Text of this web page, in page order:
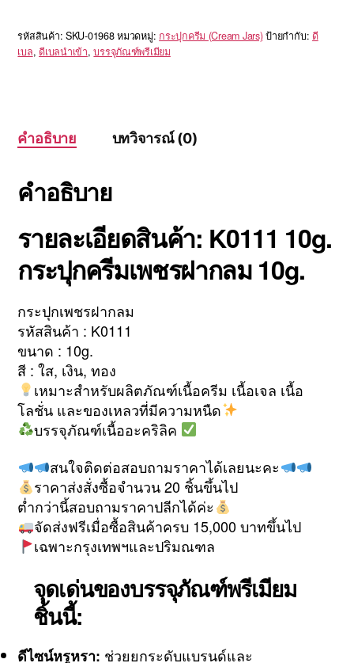
รหัสสินค้า: SKU-01968 หมวดหมู่: กระปุกครีม (Cream Jars) ป้ายกำกับ:ดี
เบล,ดีเบลนำเข้า,บรรจุภัณฑ์พรีเมียม
คำอธิบาย บทวิจารณ์ (0)
คำอธิบาย
รายละเอียดสินค้า: K0111 10g.
กระปุกครีมเพชรฝากลม 10g.
กระปุกเพชรฝากลม
รหัสสินค้า : K0111
ขนาด : 10g.
สี : ใส, เงิน, ทอง
เหมาะสำหรับผลิตภัณฑ์เนื้อครีม เนื้อเจล เนื้อ
โลชั่น และของเหลวที่มีความหนืด
บรรจุภัณฑ์เนื้ออะคริลิค
สนใจติดต่อสอบถามราคาได้เลยนะคะ
ราคาส่งสั่งซื้อจำนวน 20 ชิ้นขึ้นไป
ต่ำกว่านี้สอบถามราคาปลีกได้ค่ะ
จัดส่งฟรีเมื่อซื้อสินค้าครบ 15,000 บาทขึ้นไป
เฉพาะกรุงเทพฯและปริมณฑล
จุดเด่นของบรรจุภัณฑ์พรีเมียม
ชิ้นนี้:
ดีไซน์หรูหรา: ช่วยยกระดับแบรนด์และ